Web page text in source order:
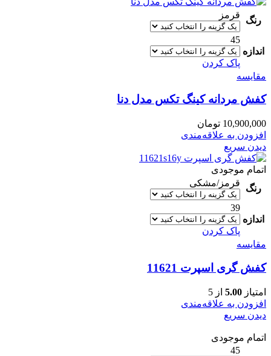
رنگ
قرمز
اندازه
45
پاک کردن
مقایسه
کفش مردانه کینگ تکس مدل دنا
10,900,000 تومان
افزودن به علاقه‌مندی
دیدن سریع
اتمام موجودی
رنگ
قرمز/مشکی
اندازه
39
پاک کردن
مقایسه
کفش گری اسپرت 11621
امتیاز 5.00 از 5
افزودن به علاقه‌مندی
دیدن سریع
اتمام موجودی
45